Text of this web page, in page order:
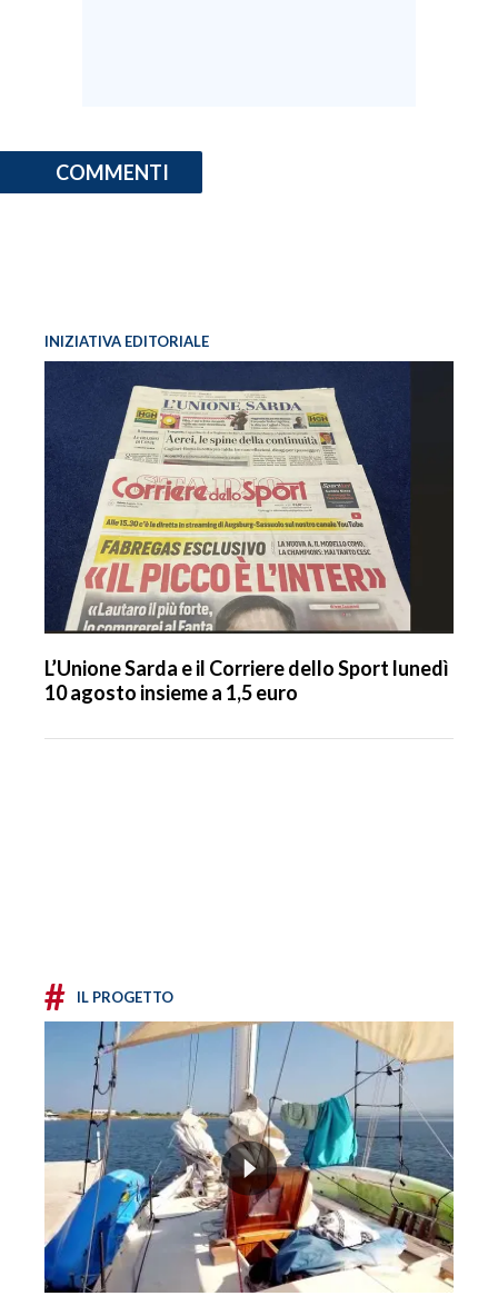
COMMENTI
INIZIATIVA EDITORIALE
L’Unione Sarda e il Corriere dello Sport lunedì
10 agosto insieme a 1,5 euro
# IL PROGETTO